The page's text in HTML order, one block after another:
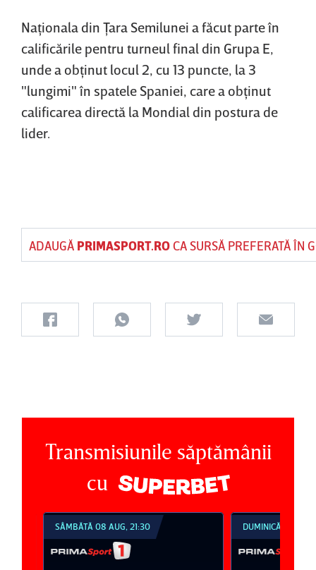
Naţionala din Ţara Semilunei a făcut parte în
calificările pentru turneul final din Grupa E,
unde a obţinut locul 2, cu 13 puncte, la 3
"lungimi" în spatele Spaniei, care a obţinut
calificarea directă la Mondial din postura de
lider.
ADAUGĂ PRIMASPORT.ROCA SURSĂ PREFERATĂ ÎN
Transmisiunile săptămânii
cu
SÂMBĂTĂ 08 AUG, 21:30 DUMINICĂ 09 AUG,